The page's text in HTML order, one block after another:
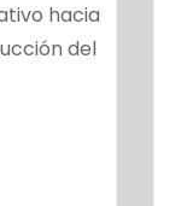
hacia
del